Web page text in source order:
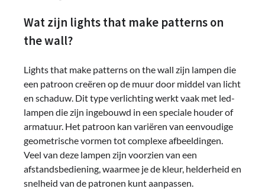
Wat zijn lights that make patterns on
the wall?
Lights that make patterns on the wall zijn lampen die
een patroon creëren op de muur door middel van licht
en schaduw. Dit type verlichting werkt vaak met led-
lampen die zijn ingebouwd in een speciale houder of
armatuur. Het patroon kan variëren van eenvoudige
geometrische vormen tot complexe afbeeldingen.
Veel van deze lampen zijn voorzien van een
afstandsbediening, waarmee je de kleur, helderheid en
snelheid van de patronen kunt aanpassen.